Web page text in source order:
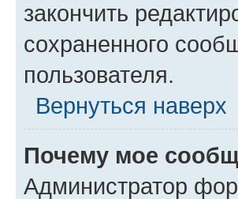
закончить
сохраненного
пользователя.
Вернуться наверх
Почему мое
Администратор